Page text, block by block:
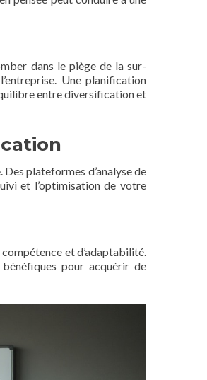
dans le piège de la sur-
Une planification
entre diversification et
Des plateformes d’analyse de
et l’optimisation de votre
et d’adaptabilité.
pour acquérir de